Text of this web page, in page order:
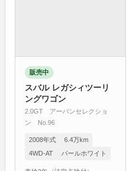
販売中
スバル レガシィツーリ
ングワゴン
2.0GT アーバンセレクショ
ン No.96
2008年式
6.4万km
4WD-AT
パールホワイト